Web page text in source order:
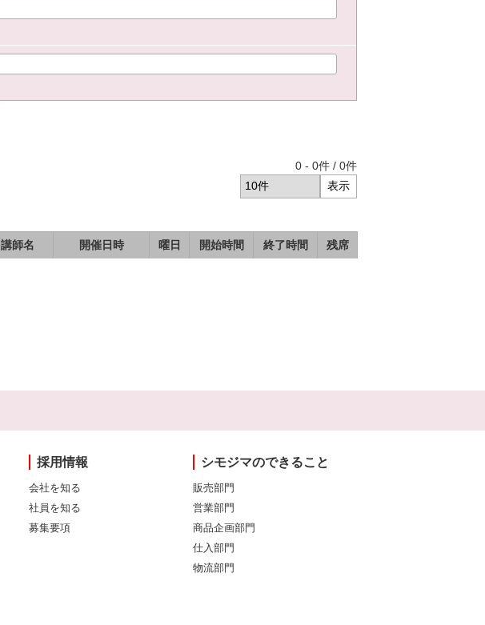
0 - 0件 / 0件
講師名 開催日時 曜日 開始時間 終了時間 残席
採用情報
会社を知る
社員を知る
募集要項
シモジマのできること
販売部門
営業部門
商品企画部門
仕入部門
物流部門